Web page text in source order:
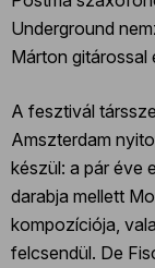
Underground
Márton gitárossal
A fesztivál
Amszterdam
készül: a pár éve
darabja mellett
kompozíciója,
felcsendül. De